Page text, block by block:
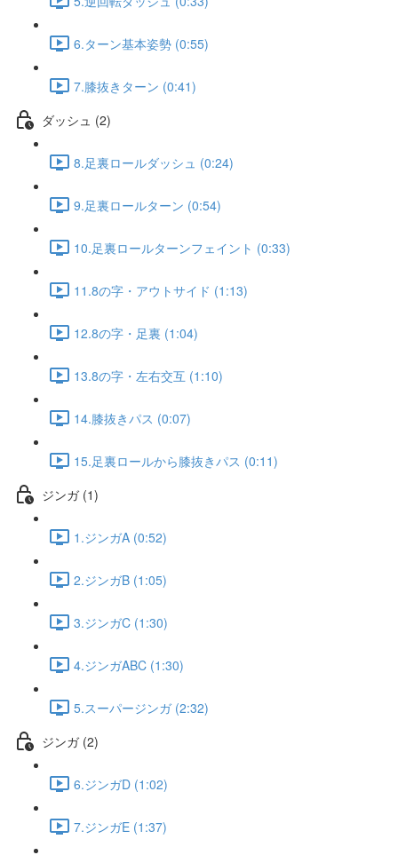
6.ターン基本姿勢 (0:55)
7.膝抜きターン (0:41)
ダッシュ (2)
8.足裏ロールダッシュ (0:24)
9.足裏ロールターン (0:54)
10.足裏ロールターンフェイント (0:33)
11.8の字・アウトサイド (1:13)
12.8の字・足裏 (1:04)
13.8の字・左右交互 (1:10)
14.膝抜きパス (0:07)
15.足裏ロールから膝抜きパス (0:11)
ジンガ (1)
1.ジンガA (0:52)
2.ジンガB (1:05)
3.ジンガC (1:30)
4.ジンガABC (1:30)
5.スーパージンガ (2:32)
ジンガ (2)
6.ジンガD (1:02)
7.ジンガE (1:37)